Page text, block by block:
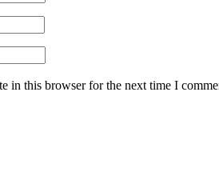
in this browser for the next time I